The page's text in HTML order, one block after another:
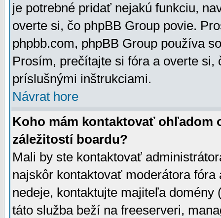
je potrebné pridať nejakú funkciu,
overte si, čo phpBB Group povie.
phpbb.com, phpBB Group používa
Prosím, prečítajte si fóra a overte
príslušnými inštrukciami.
Návrat hore
Koho mám kontaktovať ohľadom
záležitostí boardu?
Mali by ste kontaktovať
najskôr kontaktovať moderátora
nedeje, kontaktujte majiteľa
táto služba beží na freeserveri,